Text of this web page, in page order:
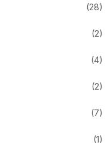
(28)
(2)
(4)
(2)
(7)
(1)